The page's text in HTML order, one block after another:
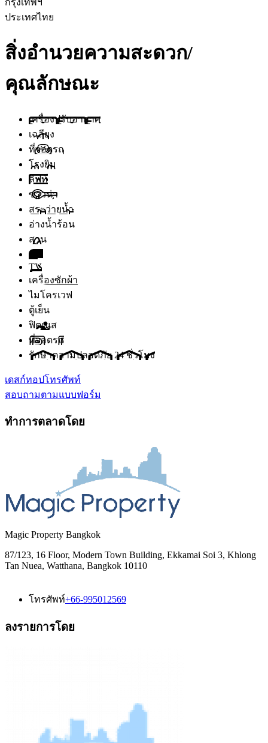
ประเทศไทย
สิ่งอำนวยความสะดวก/
คุณลักษณะ
เครื่องปรับอากาศ
เฉลียง
ที่จอดรถ
โรงยิม
ลิฟท์
ซาวน่า
สระว่ายน้ำ
อ่างน้ำร้อน
สวน
เตา
TV
เครื่องซักผ้า
ไมโครเวฟ
ตู้เย็น
ฟิตเนส
ที่จอดรถ
รักษาความปลอดภัย 24 ชั่วโมง
เดสก์ทอปโทรศัพท์
สอบถามตามแบบฟอร์ม
ทำการตลาดโดย
Magic Property Bangkok
87/123, 16 Floor, Modern Town Building, Ekkamai Soi 3, Khlong
Tan Nuea, Watthana, Bangkok 10110
โทรศัพท์+66-995012569
ลงรายการโดย